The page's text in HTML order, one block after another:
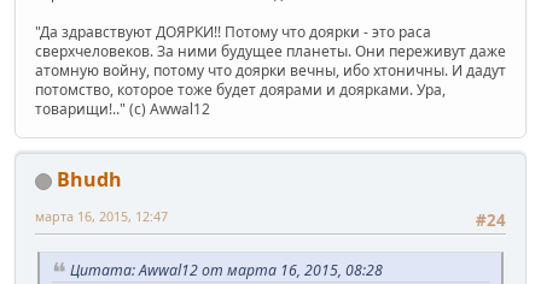
"Да здравствуют ДОЯРКИ!! Потому что доярки - это раса
сверхчеловеков. За ними будущее планеты. Они переживут даже
атомную войну, потому что доярки вечны, ибо хтоничны. И дадут
потомство, которое тоже будет доярами и доярками. Ура,
товарищи!.." (c) Awwal12
Bhudh
#24
марта 16, 2015, 12:47
Цитата: Awwal12 от марта 16, 2015, 08:28